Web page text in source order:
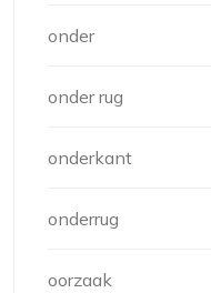
onder
onder rug
onderkant
onderrug
oorzaak